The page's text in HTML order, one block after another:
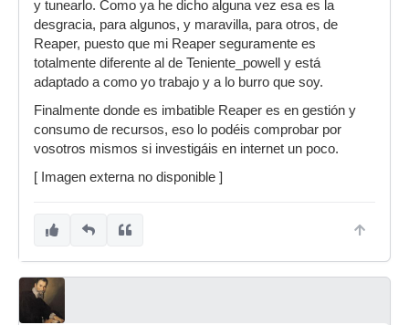
y tunearlo. Como ya he dicho alguna vez esa es la
desgracia, para algunos, y maravilla, para otros, de
Reaper, puesto que mi Reaper seguramente es
totalmente diferente al de Teniente_powell y está
adaptado a como yo trabajo y a lo burro que soy.
Finalmente donde es imbatible Reaper es en gestión y
consumo de recursos, eso lo podéis comprobar por
vosotros mismos si investigáis en internet un poco.
[ Imagen externa no disponible ]